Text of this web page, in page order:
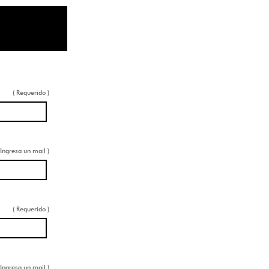
( Requerido )
un mail )
( Requerido )